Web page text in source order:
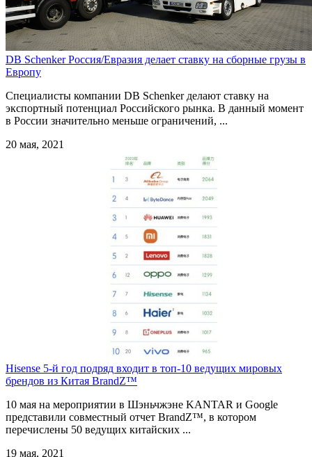
DB Schenker Россия/Евразия делает ставку на сборные грузы в
Европу
Специалисты компании DB Schenker делают ставку на
экспортный потенциал Российского рынка. В данный момент
в России значительно меньше ограничений, ...
20 мая, 2021
Hisense 5-й год подряд входит в топ-10 ведущих мировых
брендов из Китая BrandZ™
10 мая на мероприятии в Шэньчжэне KANTAR и Google
представили совместный отчет BrandZ™, в котором
перечислены 50 ведущих китайских ...
19 мая, 2021